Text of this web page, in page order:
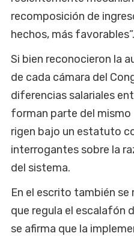
recomposición de
hechos, más favorables”.
Si bien reconocieron la
de cada cámara del
diferencias salariales
forman parte del mismo
rigen bajo un estatuto
interrogantes sobre la
del sistema.
En el escrito también
que regula el escalafón
se afirma que la